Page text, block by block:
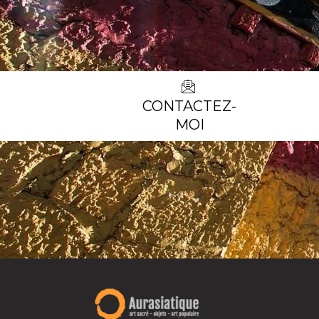
CONTACTEZ-
MOI